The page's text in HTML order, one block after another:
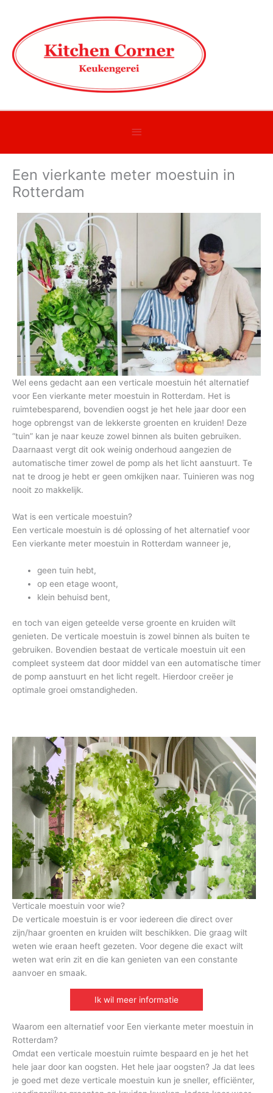
balk
Een vierkante meter moestuin in
Rotterdam
Wel eens gedacht aan een verticale moestuin hét alternatief
voor Een vierkante meter moestuin in Rotterdam. Het is
ruimtebesparend, bovendien oogst je het hele jaar door een
hoge opbrengst van de lekkerste groenten en kruiden! Deze
“tuin” kan je naar keuze zowel binnen als buiten gebruiken.
Daarnaast vergt dit ook weinig onderhoud aangezien de
automatische timer zowel de pomp als het licht aanstuurt. Te
nat te droog je hebt er geen omkijken naar. Tuinieren was nog
nooit zo makkelijk.
Wat is een verticale moestuin?
Een verticale moestuin is dé oplossing of het alternatief voor
Een vierkante meter moestuin in Rotterdam wanneer je,
geen tuin hebt,
op een etage woont,
klein behuisd bent,
en toch van eigen geteelde verse groente en kruiden wilt
genieten. De verticale moestuin is zowel binnen als buiten te
gebruiken. Bovendien bestaat de verticale moestuin uit een
compleet systeem dat door middel van een automatische timer
de pomp aanstuurt en het licht regelt. Hierdoor creëer je
optimale groei omstandigheden.
Verticale moestuin voor wie?
De verticale moestuin is er voor iedereen die direct over
zijn/haar groenten en kruiden wilt beschikken. Die graag wilt
weten wie eraan heeft gezeten. Voor degene die exact wilt
weten wat erin zit en die kan genieten van een constante
aanvoer en smaak.
Ik wil meer informatie
Waarom een alternatief voor Een vierkante meter moestuin in
Rotterdam?
Omdat een verticale moestuin ruimte bespaard en je het het
hele jaar door kan oogsten. Het hele jaar oogsten? Ja dat lees
je goed met deze verticale moestuin kun je sneller, efficiënter,